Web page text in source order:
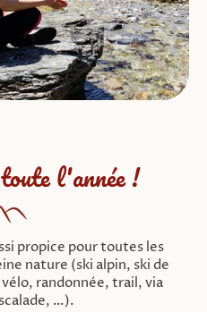
l'année !
propice pour toutes les
nature (ski alpin, ski de
randonnée, trail, via
…).